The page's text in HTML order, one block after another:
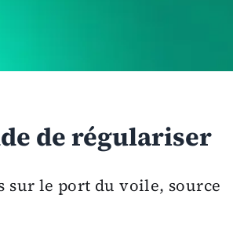
de régulariser
sur le port du voile, source